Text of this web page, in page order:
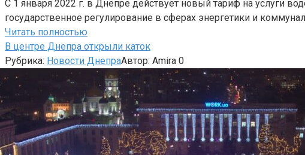
С 1 января 2022 г. в Днепре действует новый тариф на услуги
государственное регулирование в сферах энергетики и
Читать полностью
В центре Днепра открыли каток
Рубрика: Новости ДнепраАвтор: Amira 0